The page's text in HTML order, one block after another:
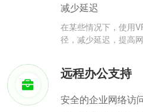
减少延迟
在某些情况下，使用
径，减少延迟，提高网
远程办公支持
安全的企业网络访